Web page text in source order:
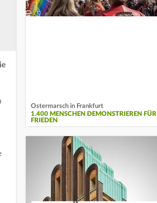
Ostermarsch in Frankfurt
1.400 MENSCHEN DEMONSTRIEREN FÜR
FRIEDEN